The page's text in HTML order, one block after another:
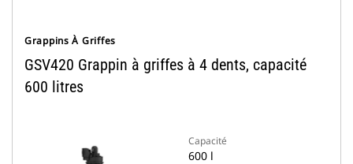
Grappins À Griffes
GSV420 Grappin à griffes à 4 dents, capacité
600 litres
Capacité
600 l